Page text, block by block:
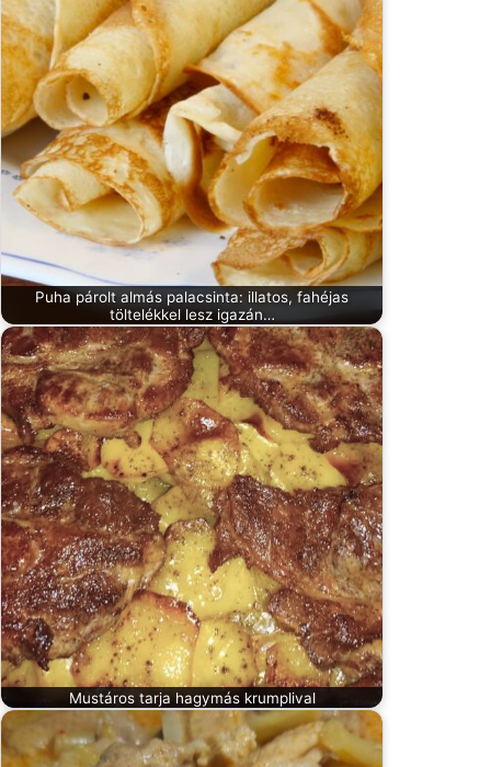
Puha párolt almás palacsinta: illatos, fahéjas
töltelékkel lesz igazán…
Mustáros tarja hagymás krumplival